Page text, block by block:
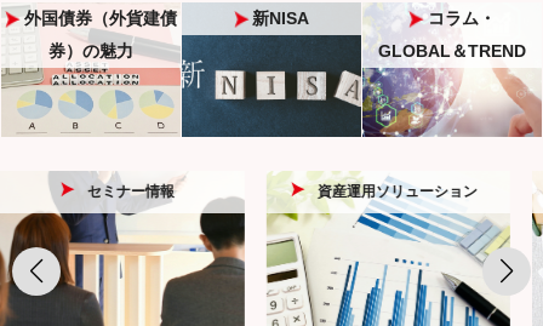
外国債券（外貨建債
券）の魅力
新NISA
コラム・
GLOBAL＆TREND
セミナー情報 資産運用ソリューション